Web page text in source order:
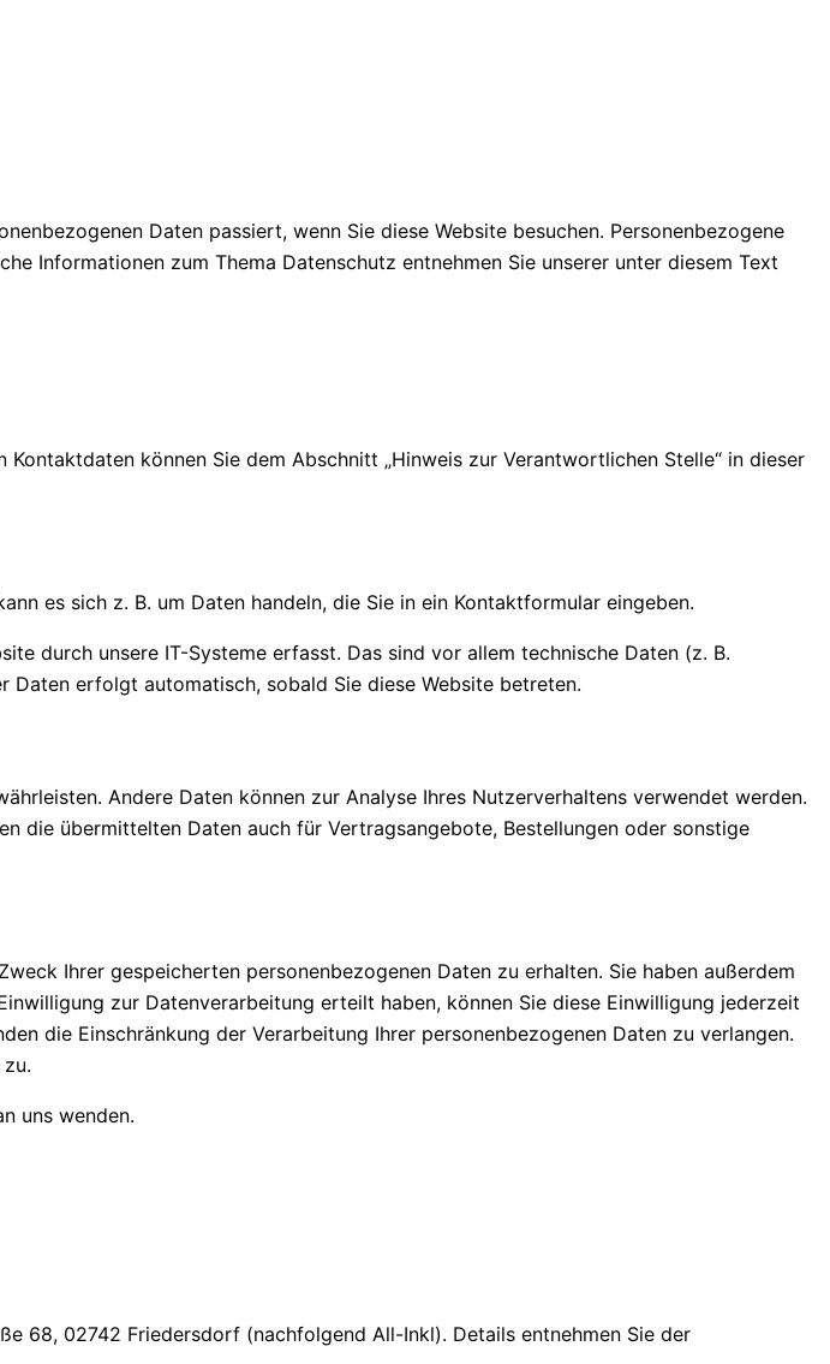
Daten passiert, wenn Sie diese Website besuchen. Personenbezogene
Informationen zum Thema Datenschutz entnehmen Sie unserer unter diesem Text
können Sie dem Abschnitt „Hinweis zur Verantwortlichen Stelle“ in dieser
es sich z. B. um Daten handeln, die Sie in ein Kontaktformular eingeben.
durch unsere IT-Systeme erfasst. Das sind vor allem technische Daten (z. B.
Daten erfolgt automatisch, sobald Sie diese Website betreten.
Andere Daten können zur Analyse Ihres Nutzerverhaltens verwendet werden.
die übermittelten Daten auch für Vertragsangebote, Bestellungen oder sonstige
Ihrer gespeicherten personenbezogenen Daten zu erhalten. Sie haben außerdem
zur Datenverarbeitung erteilt haben, können Sie diese Einwilligung jederzeit
die Einschränkung der Verarbeitung Ihrer personenbezogenen Daten zu verlangen.
uns wenden.
68, 02742 Friedersdorf (nachfolgend All-Inkl). Details entnehmen Sie der